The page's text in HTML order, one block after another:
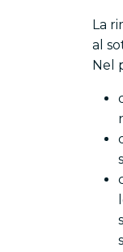
La
al
Nel